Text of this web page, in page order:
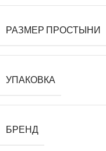
РАЗМЕР ПРОСТЫНИ
УПАКОВКА
БРЕНД